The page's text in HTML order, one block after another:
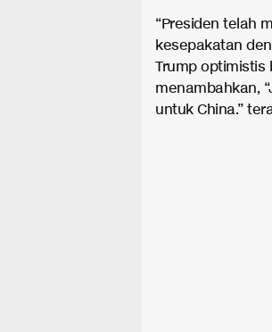
“Presiden telah
kesepakatan
Trump optimistis
menambahkan,
untuk China.”